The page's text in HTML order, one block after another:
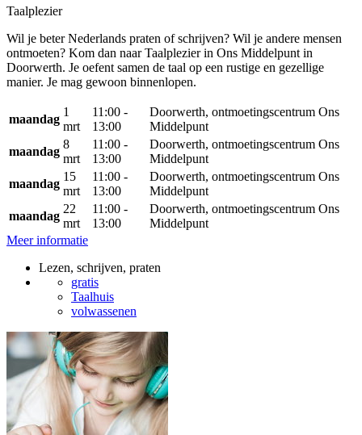
Taalplezier
Wil je beter Nederlands praten of schrijven? Wil je andere mensen
ontmoeten? Kom dan naar Taalplezier in Ons Middelpunt in
Doorwerth. Je oefent samen de taal op een rustige en gezellige
manier. Je mag gewoon binnenlopen.
maandag
1
mrt
11:00 -
13:00
Doorwerth, ontmoetingscentrum Ons
Middelpunt
maandag
8
mrt
11:00 -
13:00
Doorwerth, ontmoetingscentrum Ons
Middelpunt
maandag
15
mrt
11:00 -
13:00
Doorwerth, ontmoetingscentrum Ons
Middelpunt
maandag
22
mrt
11:00 -
13:00
Doorwerth, ontmoetingscentrum Ons
Middelpunt
Meer informatie
Lezen, schrijven, praten
gratis
Taalhuis
volwassenen